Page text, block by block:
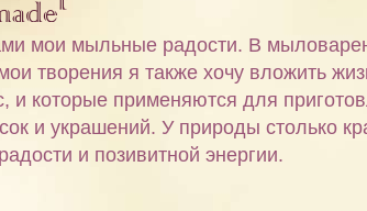
мои мыльные радости. В
творения я также хочу вложить
и которые применяются для
и украшений. У природы столько
и позивитной энергии.